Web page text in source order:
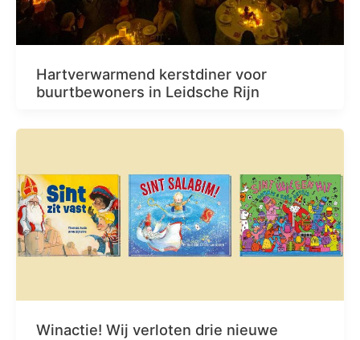
Hartverwarmend kerstdiner voor
buurtbewoners in Leidsche Rijn
Winactie! Wij verloten drie nieuwe